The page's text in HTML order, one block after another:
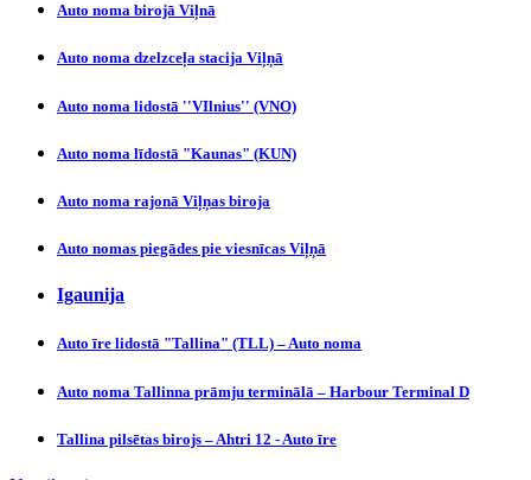
Auto noma birojā Viļnā
Auto noma dzelzceļa stacija Viļņā
Auto noma lidostā ''VIlnius'' (VNO)
Auto noma līdostā "Kaunas" (KUN)
Auto noma rajonā Viļņas biroja
Auto nomas piegādes pie viesnīcas Viļņā
Igaunija
Auto īre lidostā "Tallina" (TLL) – Auto noma
Auto noma Tallinna prāmju terminālā – Harbour Terminal D
Tallina pilsētas birojs – Ahtri 12 - Auto īre